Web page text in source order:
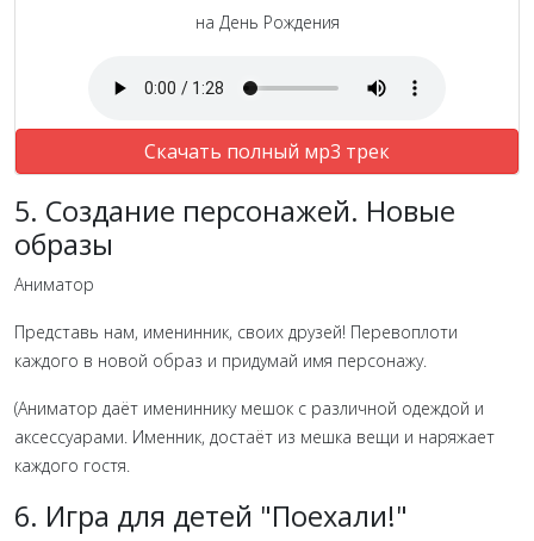
на День Рождения
Скачать полный мр3 трек
5. Создание персонажей. Новые
образы
Аниматор
Представь нам, именинник, своих друзей! Перевоплоти
каждого в новой образ и придумай имя персонажу.
(Аниматор даёт имениннику мешок с различной одеждой и
аксессуарами. Именник, достаёт из мешка вещи и наряжает
каждого гостя.
6. Игра для детей "Поехали!"